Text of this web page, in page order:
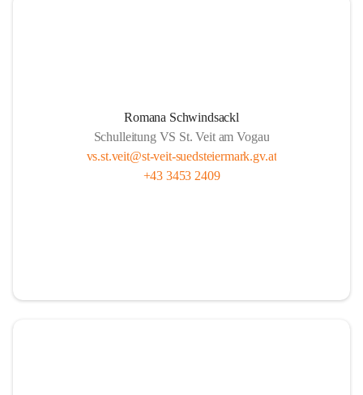
Romana Schwindsackl
Schulleitung VS St. Veit am Vogau
vs.st.veit@st-veit-suedsteiermark.gv.at
+43 3453 2409